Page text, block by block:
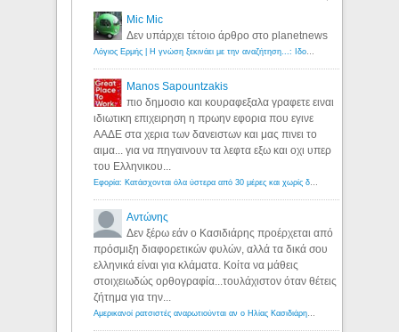
Mic Mic
Δεν υπάρχει τέτοιο άρθρο στο planetnews
Λόγιος Ερμής | Η γνώση ξεκινάει με την αναζήτηση...: Ιδού οι 18 που χρωστούν 11 δις ευρώ!
Manos Sapountzakis
πιο δημοσιο και κουραφεξαλα γραφετε ειναι
ιδιωτικη επιχειρηση η πρωην εφορια που εγινε
ΑΑΔΕ στα χερια των δανειστων και μας πινει το
αιμα... για να πηγαινουν τα λεφτα εξω και οχι υπερ
του Ελληνικου...
Εφορία: Κατάσχονται όλα ύστερα από 30 μέρες και χωρίς δικαστικές αποφάσεις - Λόγιος Ερμής
Αντώνης
Δεν ξέρω εάν ο Κασιδιάρης προέρχεται από
πρόσμιξη διαφορετικών φυλών, αλλά τα δικά σου
ελληνικά είναι για κλάματα. Κοίτα να μάθεις
στοιχειωδώς ορθογραφία...τουλάχιστον όταν θέτεις
ζήτημα για την...
Αμερικανοί ρατσιστές αναρωτιούνται αν ο Ηλίας Κασιδιάρης ανήκει στη λευκή φυλή... - Λόγιος Ερμής